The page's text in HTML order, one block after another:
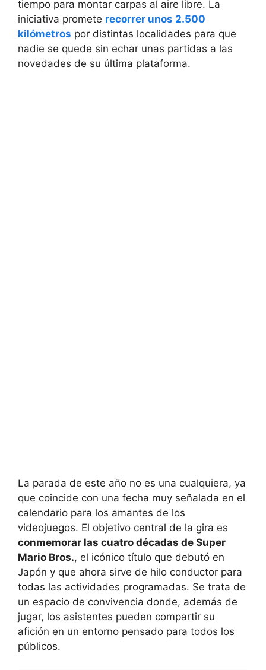
tiempo para montar carpas al aire libre. La
iniciativa promete recorrer unos 2.500
kilómetros por distintas localidades para que
nadie se quede sin echar unas partidas a las
novedades de su última plataforma.
La parada de este año no es una cualquiera, ya
que coincide con una fecha muy señalada en el
calendario para los amantes de los
videojuegos. El objetivo central de la gira es
conmemorar las cuatro décadas de Super
Mario Bros., el icónico título que debutó en
Japón y que ahora sirve de hilo conductor para
todas las actividades programadas. Se trata de
un espacio de convivencia donde, además de
jugar, los asistentes pueden compartir su
afición en un entorno pensado para todos los
públicos.